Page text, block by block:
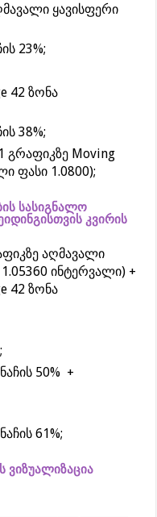
ყავისფერი
23%;
42 ზონა
38%;
გრაფიკზე Moving
ფასი 1.0800);
სასიგნალო
კვირის
აღმავალი
ინტერვალი) +
42 ზონა
50% +
61%;
ვიზუალიზაცია